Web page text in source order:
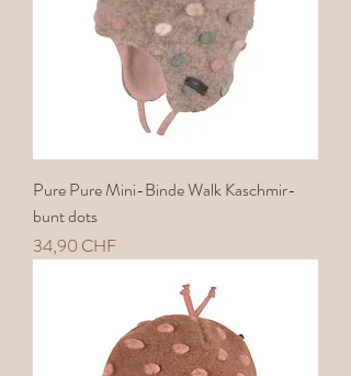
Pure Pure Mini-Binde Walk Kaschmir-
bunt dots
Preis
34,90 CHF